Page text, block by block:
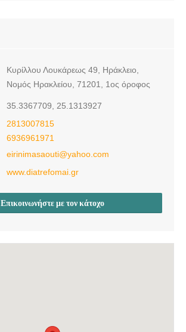
Κυρίλλου Λουκάρεως 49, Ηράκλειο,
Νομός Ηρακλείου, 71201, 1ος όροφος
35.3367709, 25.1313927
2813007815
6936961971
eirinimasaouti@yahoo.com
www.diatrefomai.gr
Επικοινωνήστε με τον κάτοχο